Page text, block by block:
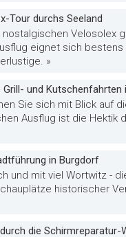
Tour durchs Seeland
nostalgischen Velosolex
eignet sich
»
Grill- und Kutschenfahrten
Sie sich mit Blick auf
Ausflug ist die Hektik
in Burgdorf
und mit viel Wortwitz -
historischer
die Schirmreparatur-